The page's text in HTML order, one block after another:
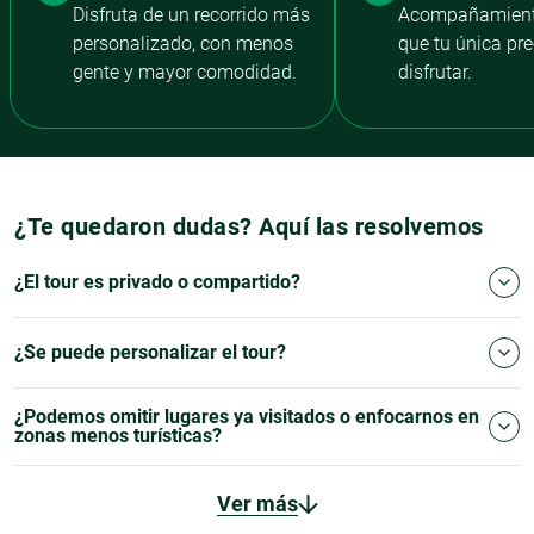
Disfruta de un recorrido más
personalizado, con menos
gente y mayor comodidad.
que tu única
disfrutar.
¿Te quedaron dudas? Aquí las resolvemos
¿El tour es privado o compartido?
¿Se puede personalizar el tour?
¿Podemos omitir lugares ya visitados o enfocarnos en
zonas menos turísticas?
Ver más